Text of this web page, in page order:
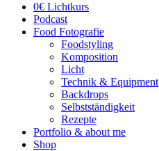
0€ Lichtkurs
Podcast
Food Fotografie
Foodstyling
Komposition
Licht
Technik & Equipment
Backdrops
Selbstständigkeit
Rezepte
Portfolio & about me
Shop